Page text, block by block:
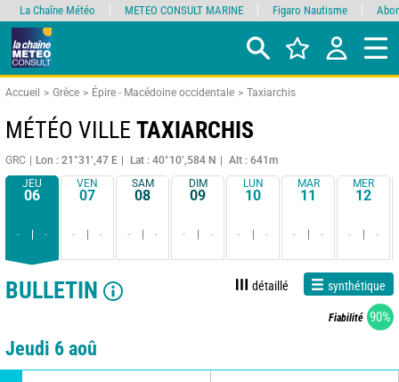
Accueil Grèce Épire - Macédoine occidentale Taxiarchis
MÉTÉO VILLE TAXIARCHIS
GRC Lon : 21°31’,47 E Lat : 40°10’,584 N
Alt : 641m
JEU
06
- -
VEN
07
- -
SAM
08
- -
DIM
09
- -
LUN
10
- -
MAR
11
- -
MER
12
- -
BULLETIN détaillé synthétique
Fiabilité 90%
Jeudi 6 aoû
La Chaîne Météo METEO CONSULT MARINE Figaro Nautisme